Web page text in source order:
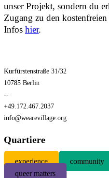
unser Projekt, sondern du
Zugang zu den
Infoshier.
Kurfürstenstraße 31/32
10785 Berlin
--
+49.172.467.2037
info@wearevillage.org
Quartiere
experience community
queer matters